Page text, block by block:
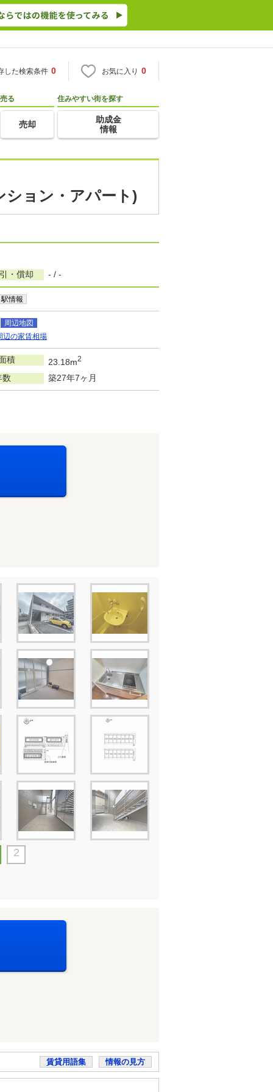
した検索条件 0 お気に入り 0
売る
売却
住みやすい街を探す
助成金
情報
ション・アパート)
・償却 - / -
駅情報
周辺地図
辺の家賃相場
積 23.18m2
数 築27年7ヶ月
2
賃貸用語集 情報の見方